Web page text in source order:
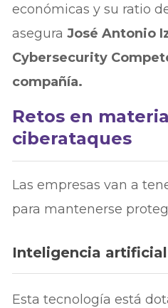
económicas y su ratio
aseguraJosé Antonio
Cybersecurity
compañía.
Retos en
ciberataques
Las empresas van a
para mantenerse
Inteligencia artificial
Esta tecnología está